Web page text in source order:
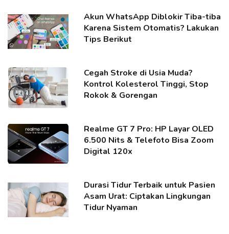
Akun WhatsApp Diblokir Tiba-tiba
Karena Sistem Otomatis? Lakukan
Tips Berikut
Cegah Stroke di Usia Muda?
Kontrol Kolesterol Tinggi, Stop
Rokok & Gorengan
Realme GT 7 Pro: HP Layar OLED
6.500 Nits & Telefoto Bisa Zoom
Digital 120x
Durasi Tidur Terbaik untuk Pasien
Asam Urat: Ciptakan Lingkungan
Tidur Nyaman